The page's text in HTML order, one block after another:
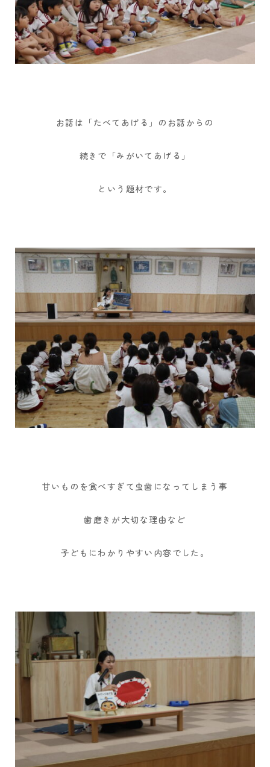
お話は「たべてあげる」のお話からの
続きで「みがいてあげる」
という題材です。
甘いものを食べすぎて虫歯になってしまう事
歯磨きが大切な理由など
子どもにわかりやすい内容でした。